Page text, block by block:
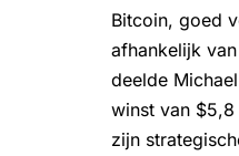
Bitcoin, goed
afhankelijk
deelde
winst van
zijn